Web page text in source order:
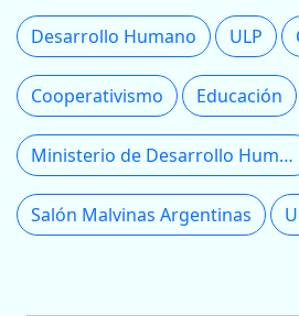
Desarrollo Humano ULP
Cooperativismo Educación
Ministerio de Desarrollo Humano
Salón Malvinas Argentinas